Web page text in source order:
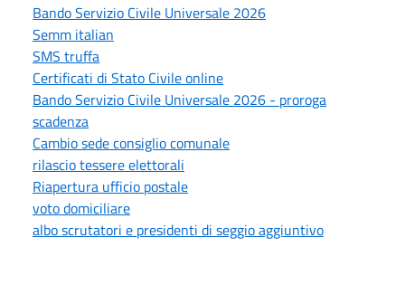
Bando Servizio Civile Universale 2026
Semm italian
SMS truffa
Certificati di Stato Civile online
Bando Servizio Civile Universale 2026 - proroga
scadenza
Cambio sede consiglio comunale
rilascio tessere elettorali
Riapertura ufficio postale
voto domiciliare
albo scrutatori e presidenti di seggio aggiuntivo